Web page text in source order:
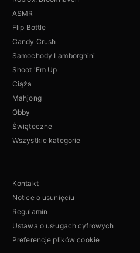
ASMR
Flip Bottle
Candy Crush
Samochody Lamborghini
Shoot 'Em Up
Ciąża
Mahjong
Obby
Świąteczne
Wszystkie kategorie
Kontakt
Notice o usunięciu
Regulamin
Ustawa o usługach cyfrowych
Preferencje plików cookie